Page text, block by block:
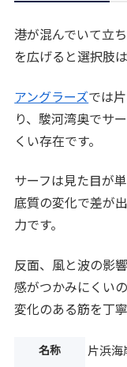
港が混んでいて立
を広げると選択肢
アングラーズでは
り、駿河湾奥でサ
くい存在です。
サーフは見た目が
底質の変化で差が
力です。
反面、風と波の影
感がつかみにくい
変化のある筋を丁
名称 片浜海